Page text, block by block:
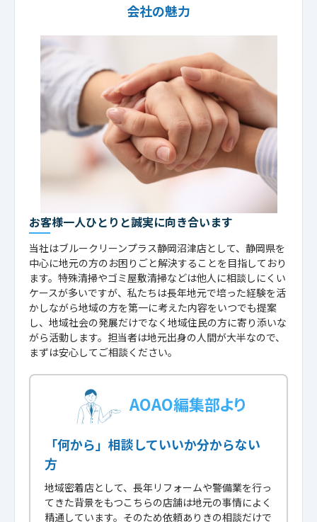
会社の魅力
お客様一人ひとりと誠実に向き合います
当社はブルークリーンプラス静岡沼津店として、静岡県を
中心に地元の方のお困りごと解決することを目指しており
ます。特殊清掃やゴミ屋敷清掃などは他人に相談しにくい
ケースが多いですが、私たちは長年地元で培った経験を活
かしながら地域の方を第一に考えた内容をいつでも提案
し、地域社会の発展だけでなく地域住民の方に寄り添いな
がら活動します。担当者は地元出身の人間が大半なので、
まずは安心してご相談ください。
AOAO編集部より
「何から」相談していいか分からない
方
地域密着店として、長年リフォームや警備業を行っ
てきた背景をもつこちらの店舗は地元の事情によく
精通しています。そのため依頼ありきの相談だけで